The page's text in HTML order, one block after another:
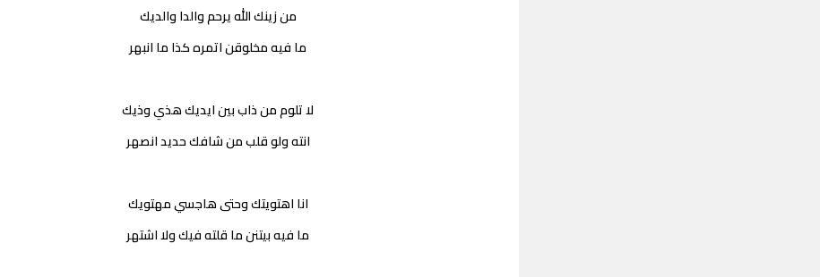
من زينك الله يرحم والدا والديك
ما فيه مخلوقن اتمره كذا ما انبهر
لا تلوم من ذاب بين ايديك هذي وذيك
انته ولو قلب من شافك حديد انصهر
انا اهتويتك وحتى هاجسي مهتويك
ما فيه بيتنن ما قلته فيك ولا اشتهر